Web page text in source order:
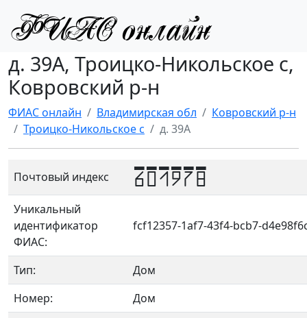
д. 39А, Троицко-Никольское с,
Ковровский р-н
ФИАС онлайн Владимирская обл
Ковровский р-н
Троицко-Никольское с
д. 39А
Почтовый индекс 601978
Уникальный
идентификатор
ФИАС:
fcf12357-1af7-43f4-bcb7-
Тип:
Дом
Номер:
Дом